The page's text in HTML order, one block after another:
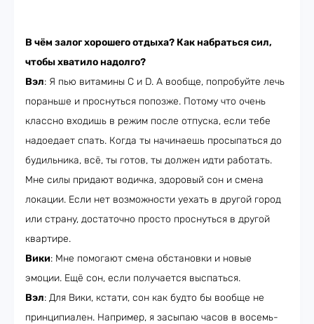
В чём залог хорошего отдыха? Как набраться сил,
чтобы хватило надолго?
Вэл: Я пью витамины С и D. А вообще, попробуйте лечь
пораньше и проснуться попозже. Потому что очень
классно входишь в режим после отпуска, если тебе
надоедает спать. Когда ты начинаешь просыпаться до
будильника, всё, ты готов, ты должен идти работать.
Мне силы придают водичка, здоровый сон и смена
локации. Если нет возможности уехать в другой город
или страну, достаточно просто проснуться в другой
квартире.
Вики: Мне помогают смена обстановки и новые
эмоции. Ещё сон, если получается выспаться.
Вэл: Для Вики, кстати, сон как будто бы вообще не
принципиален. Например, я засыпаю часов в восемь-